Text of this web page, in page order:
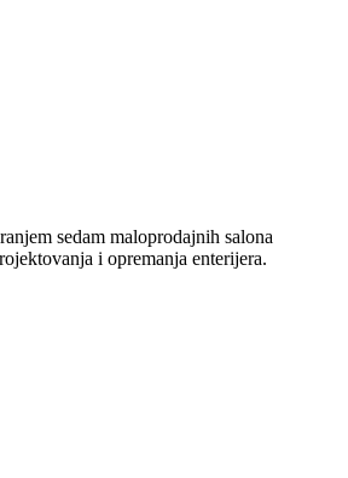
sedam maloprodajnih salona
i opremanja enterijera.